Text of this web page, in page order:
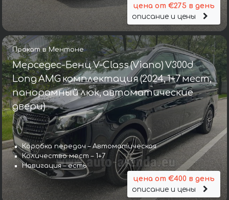
цена от €275 в день
описание и цены
Прокат в Ментоне
Мерседес-Бенц V-Class (Viano) V300d
Long AMG комплектация (2024, 1+7 мест,
панорамный люк, автоматические
двери)
Коробка передач – Автоматическая
Количество мест – 1+7
Навигация – есть
цена от €400 в день
описание и цены